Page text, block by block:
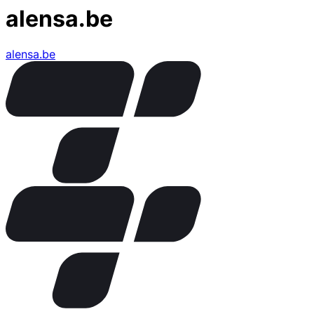
alensa.be
alensa.be